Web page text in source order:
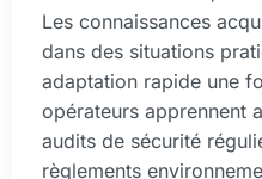
Les connaissances
dans des situations
adaptation rapide une
opérateurs apprennent
audits de sécurité
règlements